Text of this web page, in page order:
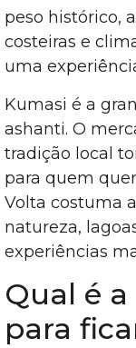
peso histórico,
costeiras e
uma
Kumasi é a
ashanti. O
tradição local
para quem
Volta costuma
natureza,
experiências
Qual é
para